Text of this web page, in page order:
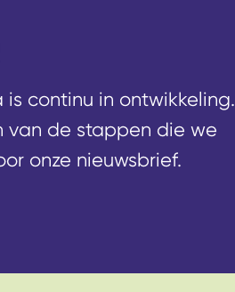
continu in ontwikkeling.
van de stappen die we
onze nieuwsbrief.